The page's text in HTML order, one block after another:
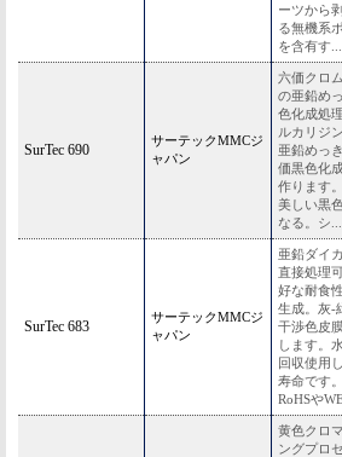
ーツから
る無機系
を含有す...
SurTec 690
サーテックMMCジ
ャパン
六価クロ
の亜鉛め
色化成処
ルカリジ
亜鉛めっ
価黒色化
作ります
美しい黒
なる。シ...
SurTec 683
サーテックMMCジ
ャパン
亜鉛ダイ
直接処理
好な耐食
生成。灰-
干渉色皮
します。
回収使用
寿命です
RoHSや
黄色クロ
ングプロ